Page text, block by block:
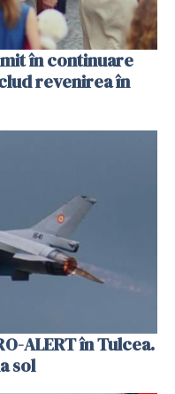
în continuare
revenirea în
ALERT în Tulcea.
sol